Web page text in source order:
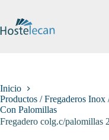
contenido
Inicio
Productos / Fregaderos
Con Palomillas
Fregadero colg.c/palomillas